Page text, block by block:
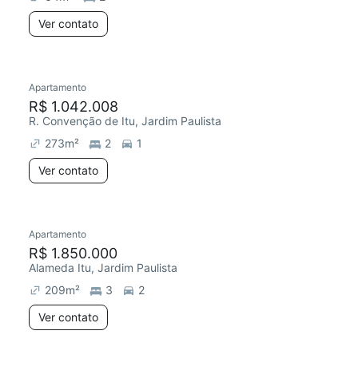
Ver contato
Apartamento
R$ 1.042.008
R. Convenção de Itu, Jardim Paulista
273m² 2
1
Ver contato
Apartamento
R$ 1.850.000
Alameda Itu, Jardim Paulista
209m² 3
2
Ver contato